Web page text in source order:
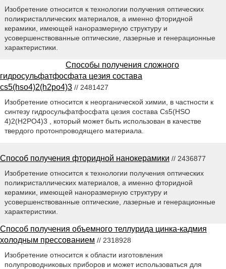
Изобретение относится к технологии получения оптических
поликристаллических материалов, а именно фторидной
керамики, имеющей наноразмерную структуру и
усовершенствованные оптические, лазерные и генерационные
характеристики.
Способы получения сложного
гидросульфатфосфата цезия состава
cs5(hso4)2(h2po4)3 // 2481427
Изобретение относится к неорганической химии, в частности к
синтезу гидросульфатфосфата цезия состава Cs5(HSO
4)2(H2PO4)3 , который может быть использован в качестве
твердого протонпроводящего материала.
Способ получения фторидной нанокерамики // 2436877
Изобретение относится к технологии получения оптических
поликристаллических материалов, а именно фторидной
керамики, имеющей наноразмерную структуру и
усовершенствованные оптические, лазерные и генерационные
характеристики.
Способ получения объемного теллурида цинка-кадмия
холодным прессованием // 2318928
Изобретение относится к области изготовления
полупроводниковых приборов и может использоваться для